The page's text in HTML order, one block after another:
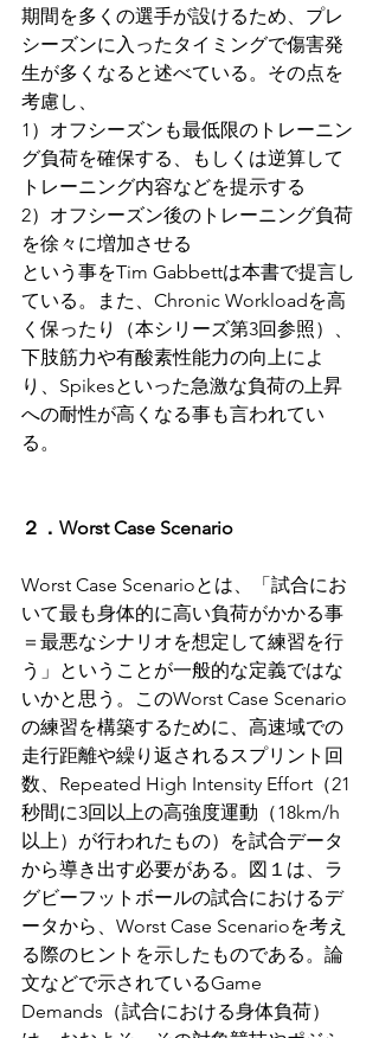
期間を多くの選手が設けるため、プレ
シーズンに入ったタイミングで傷害発
生が多くなると述べている。その点を
考慮し、
1）オフシーズンも最低限のトレーニン
グ負荷を確保する、もしくは逆算して
トレーニング内容などを提示する
2）オフシーズン後のトレーニング負荷
を徐々に増加させる
という事をTim Gabbettは本書で提言し
ている。また、Chronic Workloadを高
く保ったり（本シリーズ第3回参照）、
下肢筋力や有酸素性能力の向上によ
り、Spikesといった急激な負荷の上昇
への耐性が高くなる事も言われてい
る。
２．Worst Case Scenario
Worst Case Scenarioとは、「試合にお
いて最も身体的に高い負荷がかかる事
＝最悪なシナリオを想定して練習を行
う」ということが一般的な定義ではな
いかと思う。このWorst Case Scenario
の練習を構築するために、高速域での
走行距離や繰り返されるスプリント回
数、Repeated High Intensity Effort（21
秒間に3回以上の高強度運動（18km/h
以上）が行われたもの）を試合データ
から導き出す必要がある。図１は、ラ
グビーフットボールの試合におけるデ
ータから、Worst Case Scenarioを考え
る際のヒントを示したものである。論
文などで示されているGame
Demands（試合における身体負荷）